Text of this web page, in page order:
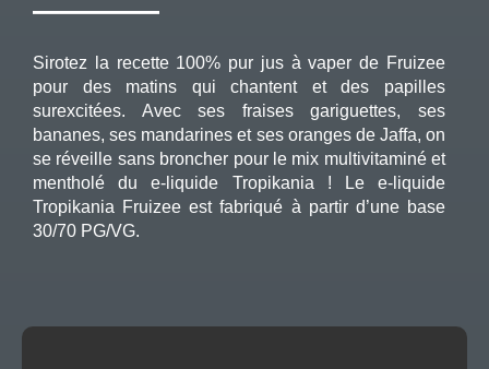
Sirotez la recette 100% pur jus à vaper de Fruizee
pour des matins qui chantent et des papilles
surexcitées. Avec ses fraises gariguettes, ses
bananes, ses mandarines et ses oranges de Jaffa, on
se réveille sans broncher pour le mix multivitaminé et
mentholé du e-liquide Tropikania ! Le e-liquide
Tropikania Fruizee est fabriqué à partir d’une base
30/70 PG/VG.